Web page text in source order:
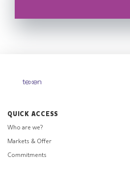
QUICK ACCESS
Who are we?
Markets & Offer
Commitments